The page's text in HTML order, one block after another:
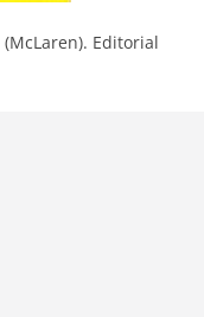
Editorial